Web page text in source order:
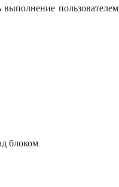
пользователем
блоком.